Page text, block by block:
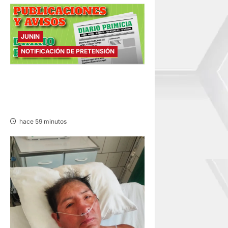
a
s JUNIN
NOTIFICACIÓN DE PRETENSIÓN
hace 59 minutos